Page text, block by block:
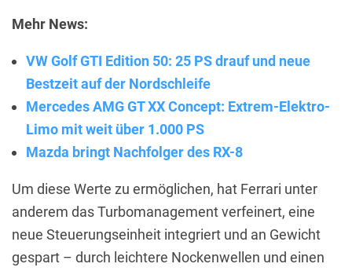
Mehr News:
VW Golf GTI Edition 50: 25 PS drauf und neue
Bestzeit auf der Nordschleife
Mercedes AMG GT XX Concept: Extrem-Elektro-
Limo mit weit über 1.000 PS
Mazda bringt Nachfolger des RX-8
Um diese Werte zu ermöglichen, hat Ferrari unter
anderem das Turbomanagement verfeinert, eine
neue Steuerungseinheit integriert und an Gewicht
gespart – durch leichtere Nockenwellen und einen